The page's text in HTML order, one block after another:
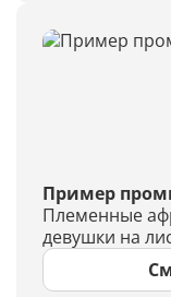
Пример
Племенные
девушки на